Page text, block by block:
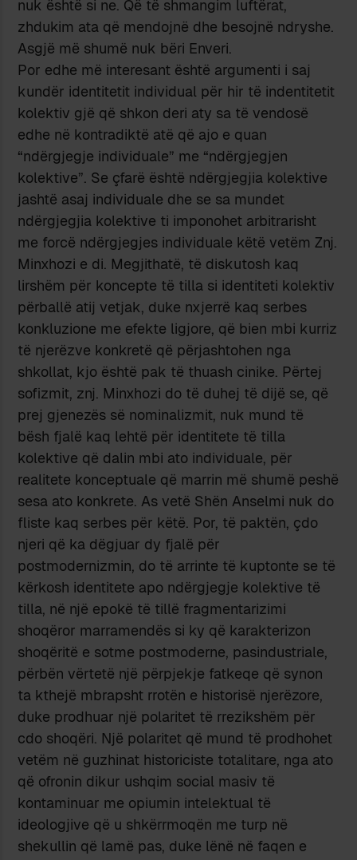
nuk është si ne. Që të shmangim luftërat,
zhdukim ata që mendojnë dhe besojnë ndryshe.
Asgjë më shumë nuk bëri Enveri.
Por edhe më interesant është argumenti i saj
kundër identitetit individual për hir të indentitetit
kolektiv gjë që shkon deri aty sa të vendosë
edhe në kontradiktë atë që ajo e quan
“ndërgjegje individuale” me “ndërgjegjen
kolektive”. Se çfarë është ndërgjegjia kolektive
jashtë asaj individuale dhe se sa mundet
ndërgjegjia kolektive ti imponohet arbitrarisht
me forcë ndërgjegjes individuale këtë vetëm Znj.
Minxhozi e di. Megjithatë, të diskutosh kaq
lirshëm për koncepte të tilla si identiteti kolektiv
përballë atij vetjak, duke nxjerrë kaq serbes
konkluzione me efekte ligjore, që bien mbi kurriz
të njerëzve konkretë që përjashtohen nga
shkollat, kjo është pak të thuash cinike. Përtej
sofizmit, znj. Minxhozi do të duhej të dijë se, që
prej gjenezës së nominalizmit, nuk mund të
bësh fjalë kaq lehtë për identitete të tilla
kolektive që dalin mbi ato individuale, për
realitete konceptuale që marrin më shumë peshë
sesa ato konkrete. As vetë Shën Anselmi nuk do
fliste kaq serbes për këtë. Por, të paktën, çdo
njeri që ka dëgjuar dy fjalë për
postmodernizmin, do të arrinte të kuptonte se të
kërkosh identitete apo ndërgjegje kolektive të
tilla, në një epokë të tillë fragmentarizimi
shoqëror marramendës si ky që karakterizon
shoqëritë e sotme postmoderne, pasindustriale,
përbën vërtetë një përpjekje fatkeqe që synon
ta kthejë mbrapsht rrotën e historisë njerëzore,
duke prodhuar një polaritet të rrezikshëm për
cdo shoqëri. Një polaritet që mund të prodhohet
vetëm në guzhinat historiciste totalitare, nga ato
që ofronin dikur ushqim social masiv të
kontaminuar me opiumin intelektual të
ideologjive që u shkërrmoqën me turp në
shekullin që lamë pas, duke lënë në faqen e